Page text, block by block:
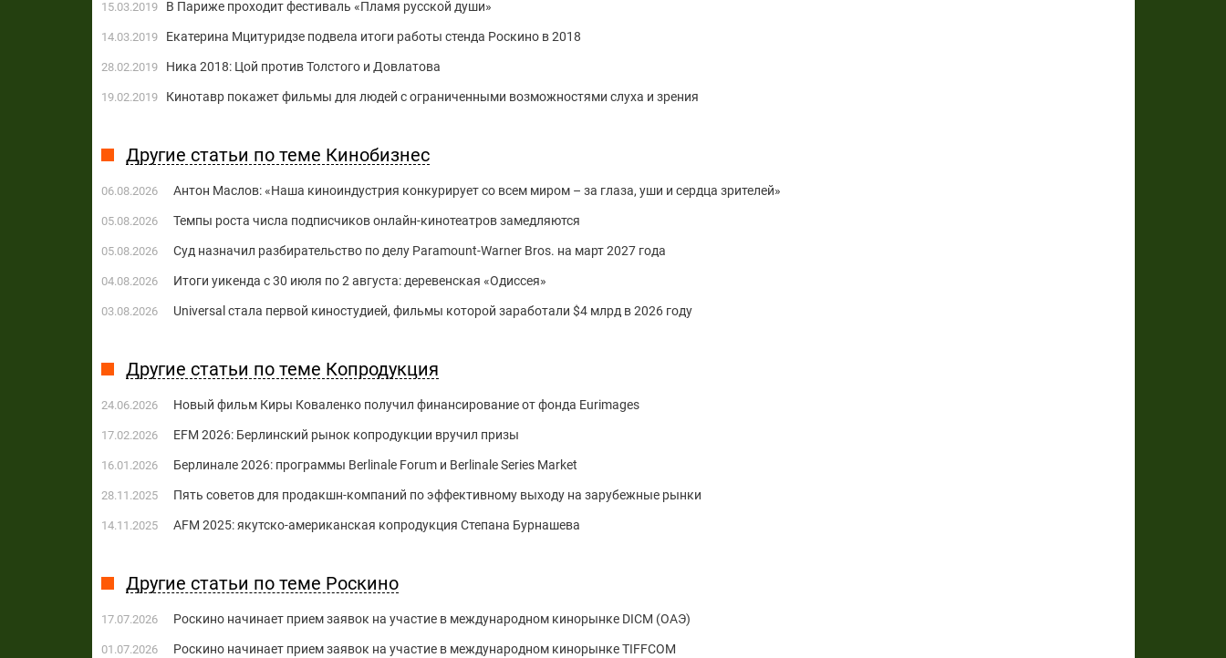
15.03.2019 В Париже проходит фестиваль «Пламя русской души»
14.03.2019 Екатерина Мцитуридзе подвела итоги работы стенда Роскино в 2018
28.02.2019 Ника 2018: Цой против Толстого и Довлатова
19.02.2019 Кинотавр покажет фильмы для людей с ограниченными возможностями слуха и зрения
Другие статьи по теме Кинобизнес
06.08.2026 Антон Маслов: «Наша киноиндустрия конкурирует со всем миром – за глаза, уши и сердца зрителей»
05.08.2026 Темпы роста числа подписчиков онлайн-кинотеатров замедляются
05.08.2026 Суд назначил разбирательство по делу Paramount-Warner Bros. на март 2027 года
04.08.2026 Итоги уикенда с 30 июля по 2 августа: деревенская «Одиссея»
03.08.2026 Universal стала первой киностудией, фильмы которой заработали $4 млрд в 2026 году
Другие статьи по теме Копродукция
24.06.2026 Новый фильм Киры Коваленко получил финансирование от фонда Eurimages
17.02.2026 EFM 2026: Берлинский рынок копродукции вручил призы
16.01.2026 Берлинале 2026: программы Berlinale Forum и Berlinale Series Market
28.11.2025 Пять советов для продакшн-компаний по эффективному выходу на зарубежные рынки
14.11.2025 AFM 2025: якутско-американская копродукция Степана Бурнашева
Другие статьи по теме Роскино
17.07.2026 Роскино начинает прием заявок на участие в международном кинорынке DICM (ОАЭ)
01.07.2026 Роскино начинает прием заявок на участие в международном кинорынке TIFFCOM